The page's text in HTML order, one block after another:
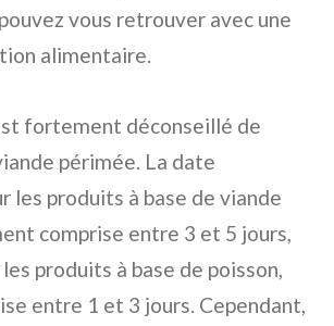
vous retrouver avec une
alimentaire.
fortement déconseillé de
périmée. La date
les produits à base de viande
comprise entre 3 et 5 jours,
produits à base de poisson,
entre 1 et 3 jours. Cependant,